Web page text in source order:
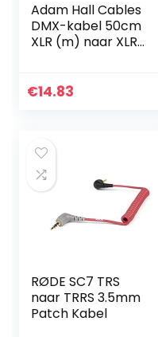
Adam Hall Cables
DMX-kabel 50cm
XLR (m) naar XLR
€14.83
RØDE SC7 TRS
naar TRRS 3.5mm
Patch Kabel